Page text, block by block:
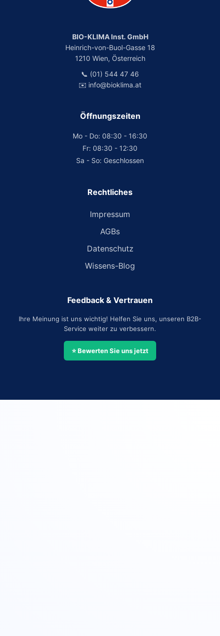
BIO-KLIMA Inst. GmbH
Heinrich-von-Buol-Gasse 18
1210 Wien, Österreich
📞 (01) 544 47 46
✉️ info@bioklima.at
Öffnungszeiten
Mo - Do: 08:30 - 16:30
Fr: 08:30 - 12:30
Sa - So: Geschlossen
Rechtliches
Impressum
AGBs
Datenschutz
Wissens-Blog
Feedback & Vertrauen
Ihre Meinung ist uns wichtig! Helfen Sie uns, unseren B2B-
Service weiter zu verbessern.
⭐ Bewerten Sie uns jetzt